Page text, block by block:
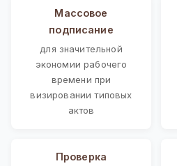
Массовое
подписание
для значительной
экономии рабочего
времени при
визировании типовых
актов
Проверка